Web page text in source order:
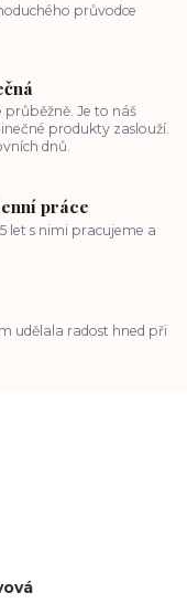
průvodce
Je to náš
produkty zaslouží.
dnů.
práce
let s nimi pracujeme a
udělala radost hned při